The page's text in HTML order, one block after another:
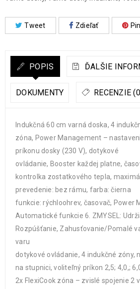
Tweet Zdieľať
POPIS ĎALŠIE
DOKUMENTY RECENZIE
Indukčná 60 cm varná doska, 4
zóna, Power Management –
príkonu dosky (230 V), dotykové
ovládanie, Booster každej platne,
kontrolka zostatkového tepla,
prevedenie: bez rámu, farba: čierna
funkcie: rýchloohrev, časovač, Power
Automatické funkcie 6. ZMYSEL:
Rozpúšťanie, Zahusťovanie/Pomalé
varu
dotykové ovládanie, 4 indukčné zóny,
na stupnici, voliteľný príkon 2,5; 4,0,;
2x FlexiCook zóna – zvislé spojenie 2